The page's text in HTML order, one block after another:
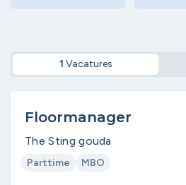
1 Vacatures
Floormanager
The Sting gouda
Parttime MBO